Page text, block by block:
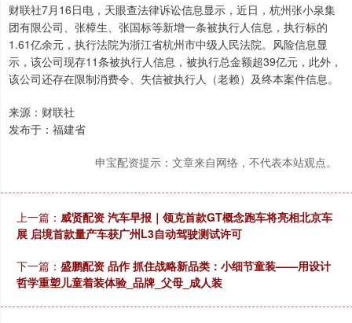
财联社7月16日电，天眼查法律诉讼信息显示，近日，杭州张小泉集
团有限公司、张樟生、张国标等新增一条被执行人信息，执行标的
1.61亿余元，执行法院为浙江省杭州市中级人民法院。风险信息显
示，该公司现存11条被执行人信息，被执行总金额超39亿元，此外，
该公司还存在限制消费令、失信被执行人（老赖）及终本案件信息。
来源：财联社
发布于：福建省
申宝配资提示：文章来自网络，不代表本站观点。
上一篇： 威贤配资 汽车早报｜领克首款GT概念跑车将亮相北京车
展 启境首款量产车获广州L3自动驾驶测试许可
下一篇： 盛鹏配资 品作 抓住战略新品类：小细节童装——用设计
哲学重塑儿童着装体验_品牌_父母_成人装